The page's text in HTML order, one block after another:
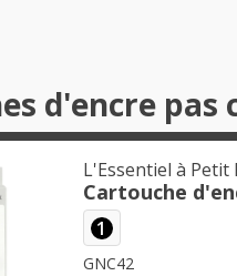
d'encre pas
L'Essentiel à Petit
Cartouche
1
GNC42